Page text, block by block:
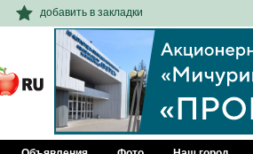
добавить в закладки